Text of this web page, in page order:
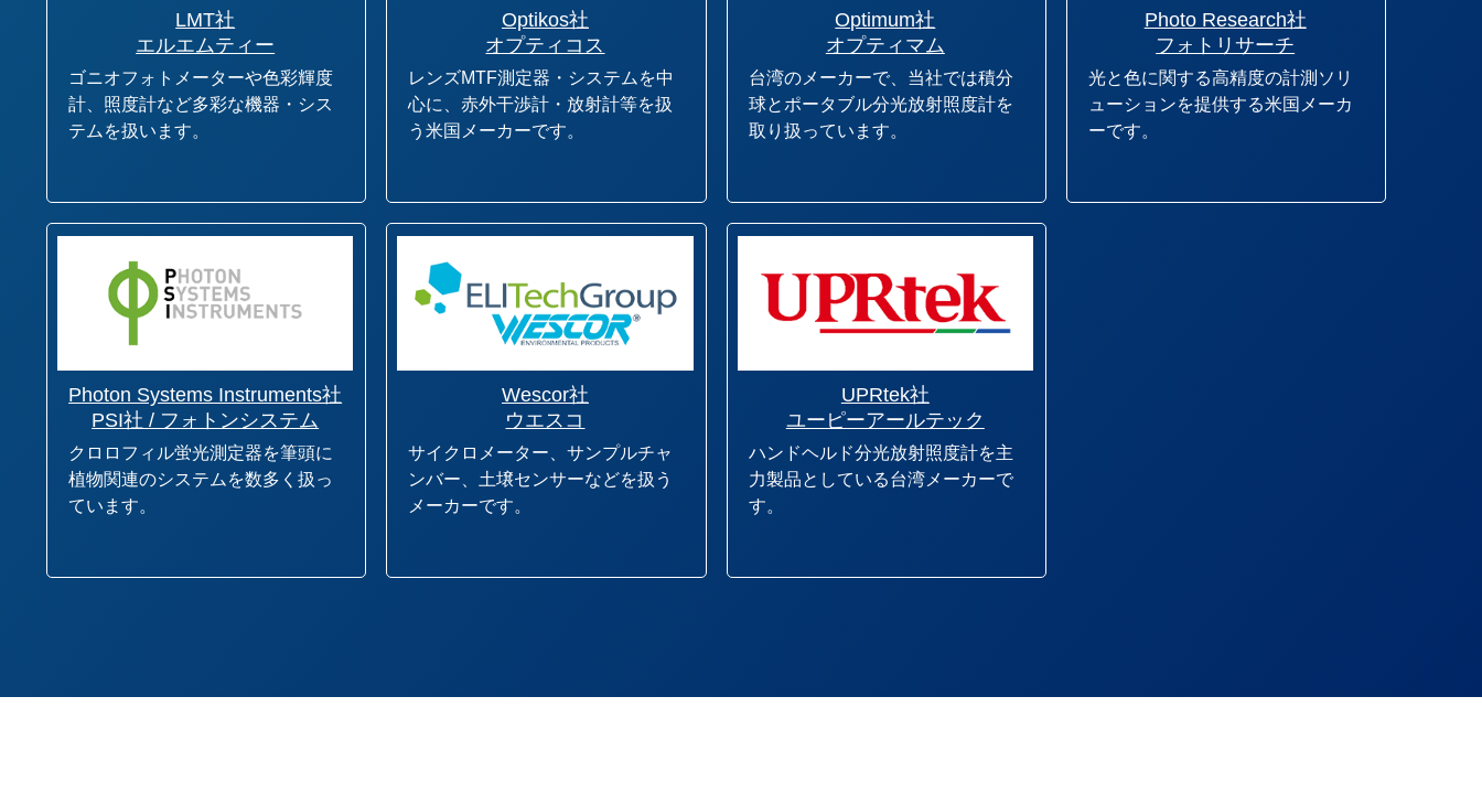
LMT社
エルエムティー
ゴニオフォトメーターや色彩輝度
計、照度計など多彩な機器・シス
テムを扱います。
Optikos社
オプティコス
レンズMTF測定器・システムを中
心に、赤外干渉計・放射計等を扱
う米国メーカーです。
Optimum社
オプティマム
台湾のメーカーで、当社では積分
球とポータブル分光放射照度計を
取り扱っています。
Photo Research社
フォトリサーチ
光と色に関する高精度の計測ソリ
ューションを提供する米国メーカ
ーです。
Photon Systems Instruments社
PSI社 / フォトンシステム
クロロフィル蛍光測定器を筆頭に
植物関連のシステムを数多く扱っ
ています。
Wescor社
ウエスコ
サイクロメーター、サンプルチャ
ンバー、土壌センサーなどを扱う
メーカーです。
UPRtek社
ユーピーアールテック
ハンドヘルド分光放射照度計を主
力製品としている台湾メーカーで
す。